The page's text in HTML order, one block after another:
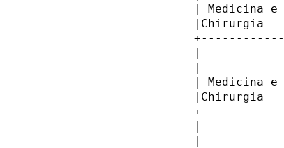
|
|Chirurgia
|
|
| Medicina
|Chirurgia
|
|